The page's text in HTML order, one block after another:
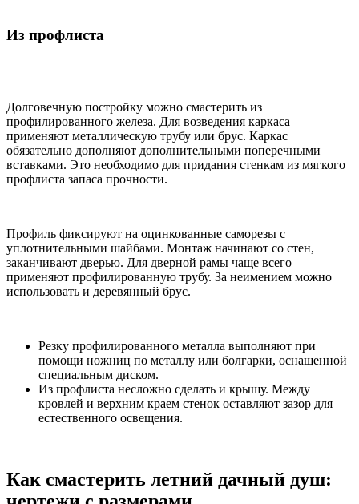
Из профлиста
Долговечную постройку можно смастерить из
профилированного железа. Для возведения каркаса
применяют металлическую трубу или брус. Каркас
обязательно дополняют дополнительными поперечными
вставками. Это необходимо для придания стенкам из мягкого
профлиста запаса прочности.
Профиль фиксируют на оцинкованные саморезы с
уплотнительными шайбами. Монтаж начинают со стен,
заканчивают дверью. Для дверной рамы чаще всего
применяют профилированную трубу. За неимением можно
использовать и деревянный брус.
Резку профилированного металла выполняют при
помощи ножниц по металлу или болгарки, оснащенной
специальным диском.
Из профлиста несложно сделать и крышу. Между
кровлей и верхним краем стенок оставляют зазор для
естественного освещения.
Как смастерить летний дачный душ: